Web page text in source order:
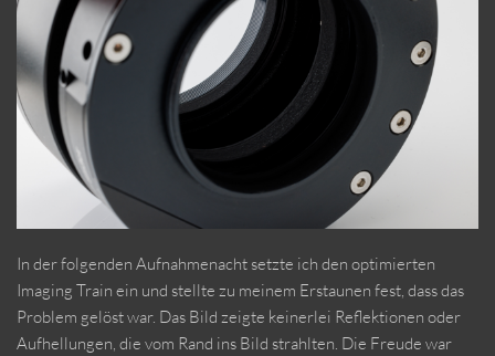
In der folgenden Aufnahmenacht setzte ich den optimierten
Imaging Train ein und stellte zu meinem Erstaunen fest, dass das
Problem gelöst war. Das Bild zeigte keinerlei Reflektionen oder
Aufhellungen, die vom Rand ins Bild strahlten. Die Freude war